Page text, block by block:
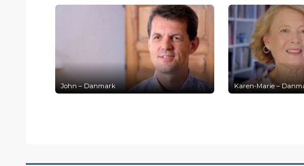
John – Danmark Karen-Marie –